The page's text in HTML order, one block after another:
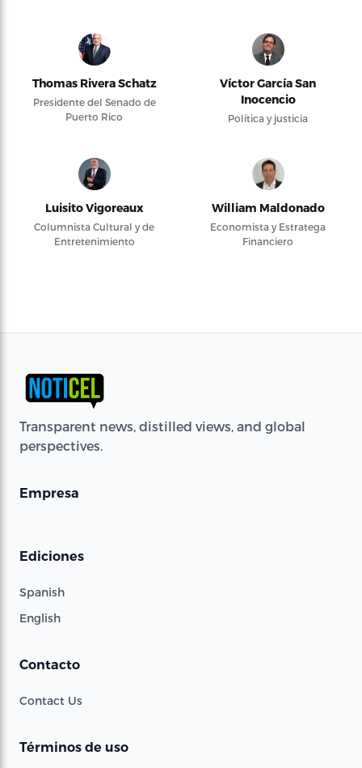
Thomas Rivera Schatz
Presidente del Senado de
Puerto Rico
Víctor García San
Inocencio
Política y justicia
Luisito Vigoreaux
Columnista Cultural y de
Entretenimiento
William Maldonado
Economista y Estratega
Financiero
Transparent news, distilled views, and global
perspectives.
Empresa
Ediciones
Spanish
English
Contacto
Contact Us
Términos de uso